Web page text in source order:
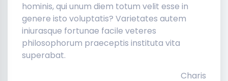
hominis, qui unum diem totum velit esse in
genere isto voluptatis? Varietates autem
iniurasque fortunae facile veteres
philosophorum praeceptis instituta vita
superabat.
Charis